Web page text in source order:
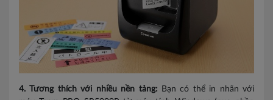
4. Tương thích với nhiều nền tảng:
Bạn có thể in nhãn với